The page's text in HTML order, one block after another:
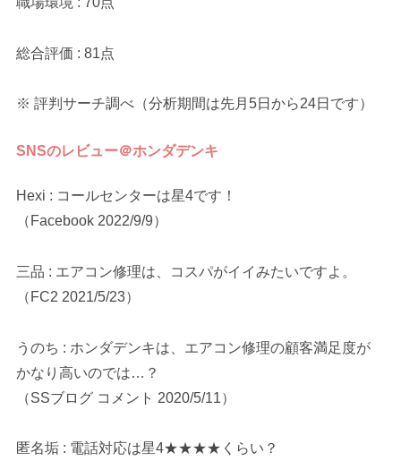
総合評価 : 81点
※ 評判サーチ調べ（分析期間は先月5日から24日です）
SNSのレビュー＠ホンダデンキ
Hexi : コールセンターは星4です！
（Facebook 2022/9/9）
三品 : エアコン修理は、コスパがイイみたいですよ。
（FC2 2021/5/23）
うのち : ホンダデンキは、エアコン修理の顧客満足度が
かなり高いのでは…？
（SSブログ コメント 2020/5/11）
匿名垢 : 電話対応は星4★★★★くらい？